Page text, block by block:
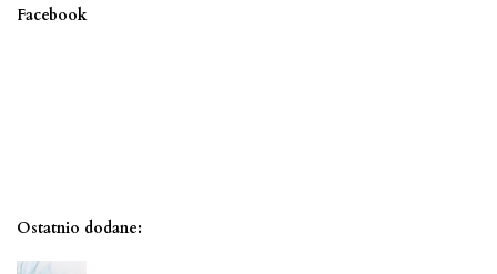
Facebook
Ostatnio dodane: